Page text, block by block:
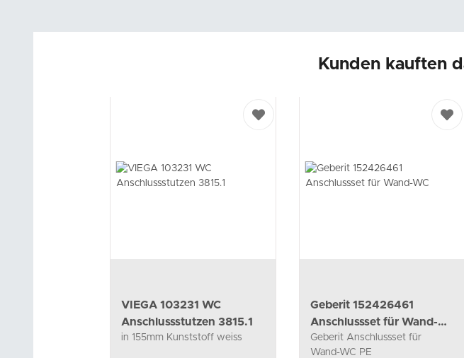
Kunden kauften
VIEGA 103231 WC
Anschlussstutzen 3815.1
in 155mm Kunststoff weiss
Geberit 152426461
Anschlussset für Wand-
WC
Geberit Anschlussset für
Wand-WC PE